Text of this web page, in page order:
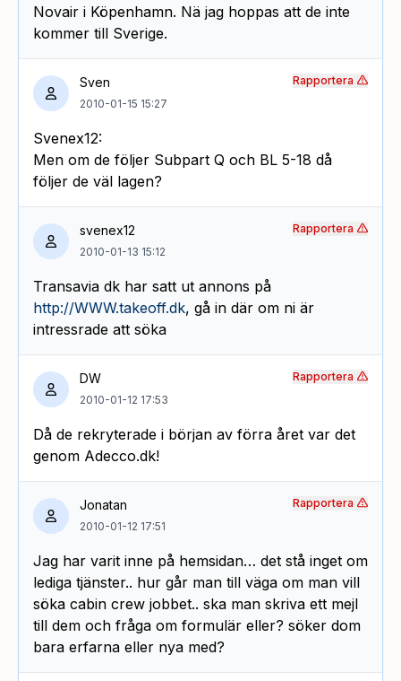
Novair i Köpenhamn. Nä jag hoppas att de inte
kommer till Sverige.
Sven
2010-01-15 15:27
Svenex12:
Men om de följer Subpart Q och BL 5-18 då
följer de väl lagen?
Rapportera
svenex12
2010-01-13 15:12
Transavia dk har satt ut annons på
http://WWW.takeoff.dk, gå in där om ni är
intressrade att söka
Rapportera
DW
2010-01-12 17:53
Då de rekryterade i början av förra året var det
genom Adecco.dk!
Rapportera
Jonatan
2010-01-12 17:51
Jag har varit inne på hemsidan… det stå inget om
lediga tjänster.. hur går man till väga om man vill
söka cabin crew jobbet.. ska man skriva ett mejl
till dem och fråga om formulär eller? söker dom
bara erfarna eller nya med?
Rapportera